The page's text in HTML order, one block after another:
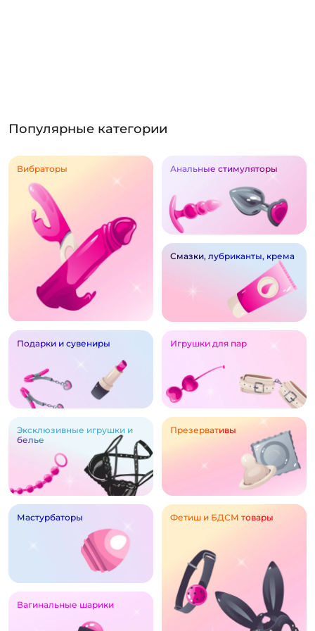
Популярные категории
Вибраторы Анальные стимуляторы
Смазки, лубриканты, крема
Подарки и сувениры Игрушки для пар
Эксклюзивные игрушки и
белье
Презервативы
Мастурбаторы
Вагинальные шарики
Фетиш и БДСМ товары